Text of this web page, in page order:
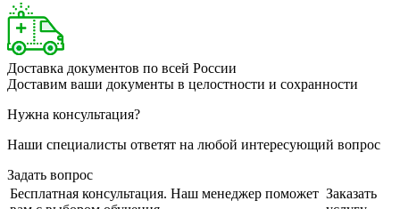
Доставка документов по всей России
Доставим ваши документы в целостности и сохранности
Нужна консультация?
Наши специалисты ответят на любой интересующий вопрос
Задать вопрос
Бесплатная консультация. Наш менеджер поможет Заказать